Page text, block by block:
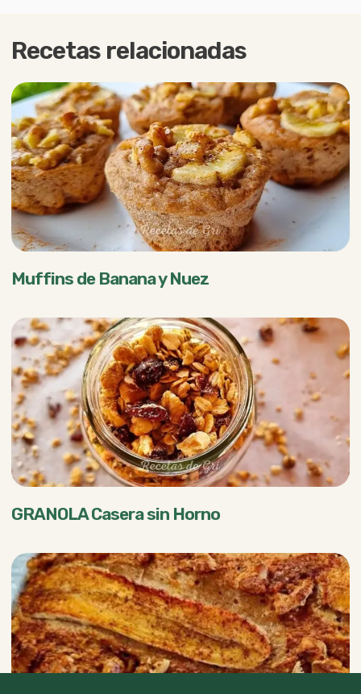
Recetas relacionadas
Muffins de Banana y Nuez
GRANOLA Casera sin Horno